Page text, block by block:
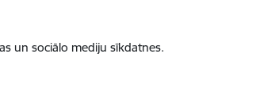
un sociālo mediju sīkdatnes.